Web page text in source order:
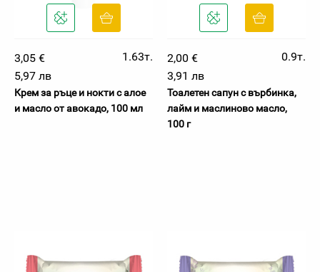
3,05 €
1.63т.
5,97 лв
Крем за ръце и нокти с алое
и масло от авокадо, 100 мл
2,00 €
0.9т.
3,91 лв
Тоалетен сапун с върбинка,
лайм и маслиново масло,
100 г